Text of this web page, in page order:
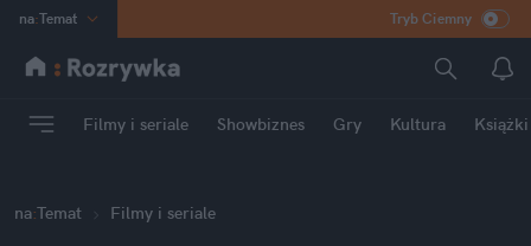
na:Temat
INN Poland
mama
Rozrywka
Tryb Ciemny
Filmy i seriale Showbiznes Gry Kultura Książki
na:Temat Filmy i seriale